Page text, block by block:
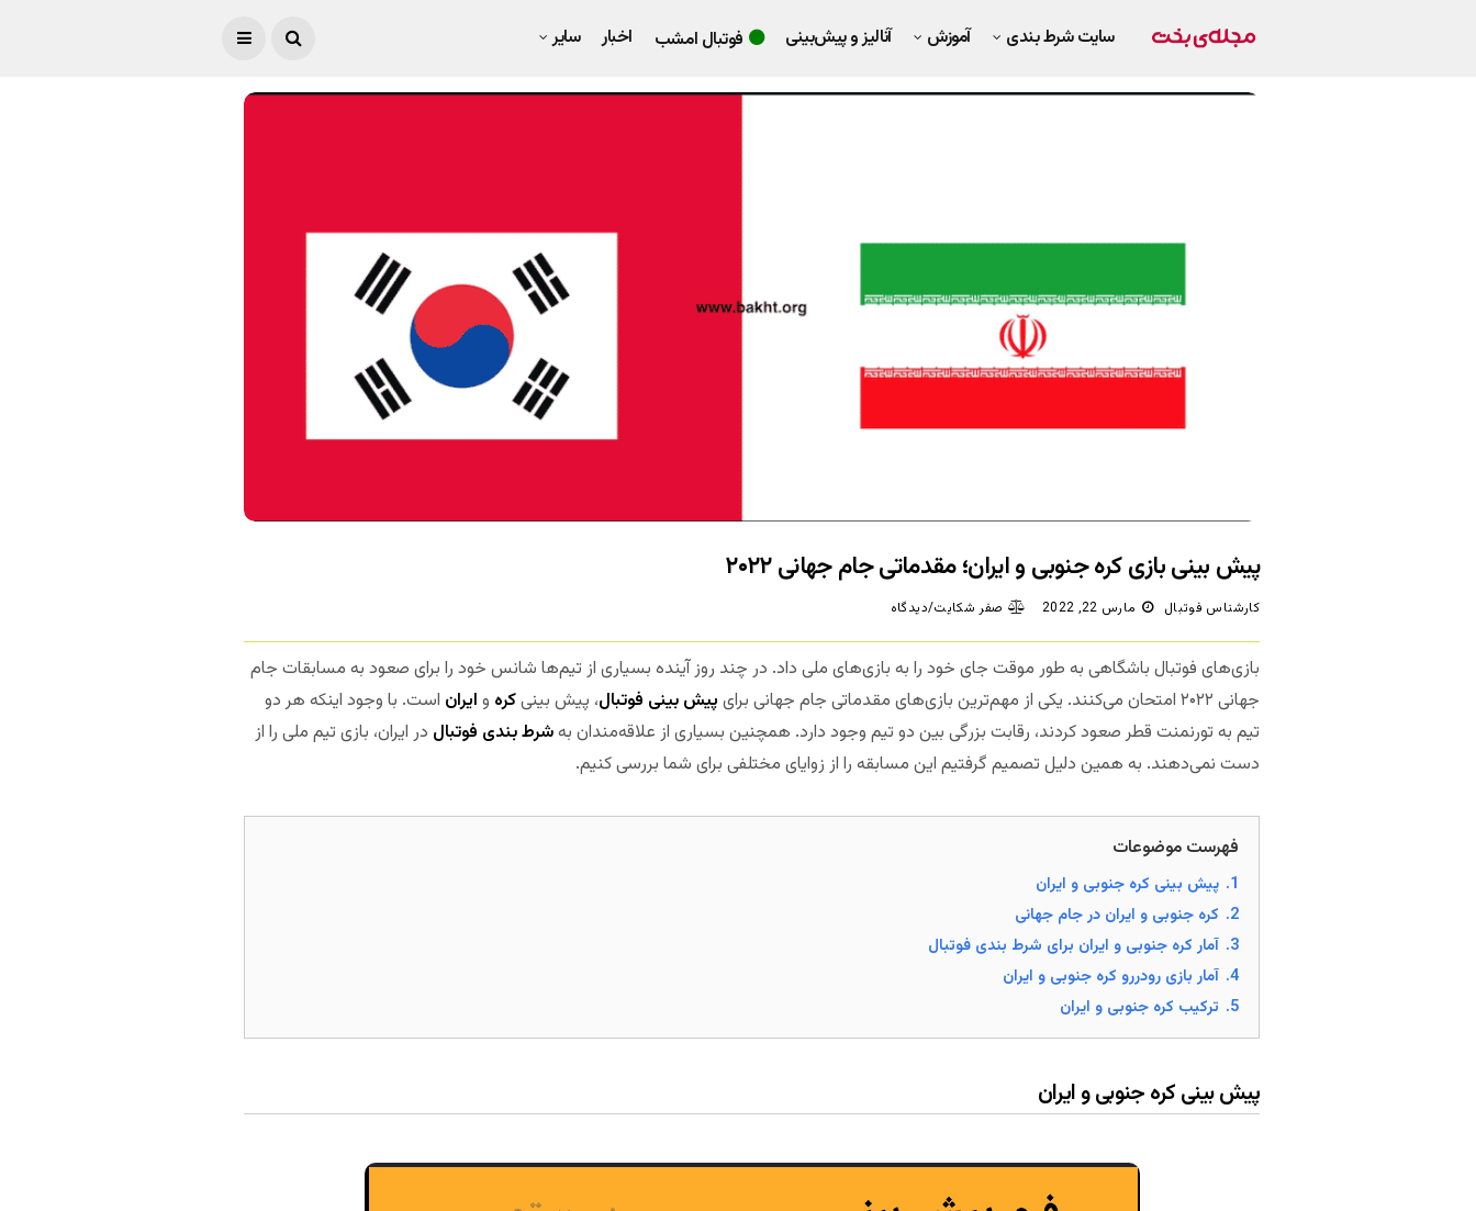
سایت شرط بندی آموزش آنالیز و پیش‌بینی فوتبال امشب اخبار سایر
پیش بینی بازی کره جنوبی و ایران؛ مقدماتی جام جهانی ۲۰۲۲
کارشناس فوتبال مارس 22, 2022 صفر شکایت/دیدگاه
بازی‌های فوتبال باشگاهی به طور موقت جای خود را به بازی‌های ملی داد. در چند روز آینده بسیاری از تیم‌ها شانس خود را برای صعود به مسابقات جام
جهانی ۲۰۲۲ امتحان می‌کنند. یکی از مهم‌ترین بازی‌های مقدماتی جام جهانی برای
پیش بینی فوتبال، پیش بینیکره و ایران است. با وجود اینکه هر دو
تیم به تورنمنت قطر صعود کردند، رقابت بزرگی بین دو تیم وجود دارد. همچنین بسیاری از علاقه‌مندان بهشرط بندی فوتبال در ایران، بازی تیم ملی را از
دست نمی‌دهند. به همین دلیل تصمیم گرفتیم این مسابقه را از زوایای مختلفی برای شما بررسی کنیم.
فهرست موضوعات
1. پیش بینی کره جنوبی و ایران
2. کره جنوبی و ایران در جام جهانی
3. آمار کره جنوبی و ایران برای شرط بندی فوتبال
4. آمار بازی رودررو کره جنوبی و ایران
5. ترکیب کره جنوبی و ایران
پیش بینی کره جنوبی و ایران